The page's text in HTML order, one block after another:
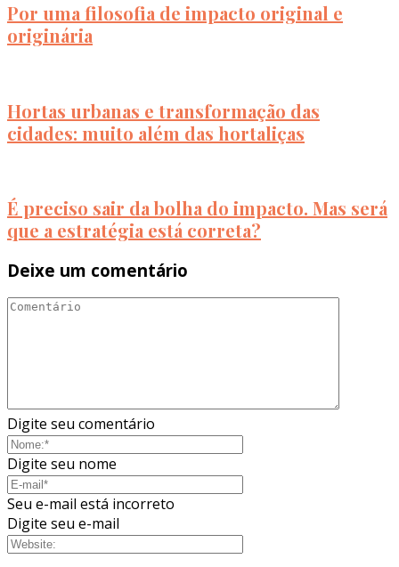
Por uma filosofia de impacto original e
originária
Hortas urbanas e transformação das
cidades: muito além das hortaliças
É preciso sair da bolha do impacto. Mas será
que a estratégia está correta?
Deixe um comentário
Digite seu comentário
Digite seu nome
Seu e-mail está incorreto
Digite seu e-mail